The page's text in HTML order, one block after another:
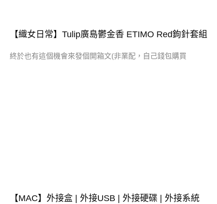
【織女日常】Tulip廣島鬱金香 ETIMO Red鉤針套組
終於也有這個機會來發個開箱文(非業配，自己錢包購買
【MAC】外接盒 | 外接USB | 外接硬碟 | 外接系統